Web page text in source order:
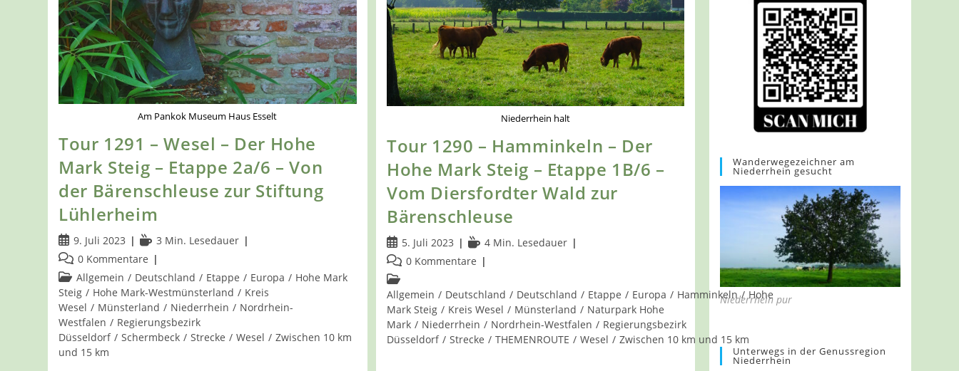
Am Pankok Museum Haus Esselt
Tour 1291 – Wesel – Der Hohe
Mark Steig – Etappe 2a/6 – Von
der Bärenschleuse zur Stiftung
Lühlerheim
Beitrag
veröffentlicht:
9. Juli 2023 Lesedauer:
3 Min. Lesedauer
Beitrags-
Kommentare:
0 Kommentare
Beitrags-
Kategorie:
Allgemein / Deutschland / Etappe / Europa / Hohe Mark
Steig / Hohe Mark-Westmünsterland / Kreis
Wesel / Münsterland / Niederrhein / Nordrhein-
Westfalen / Regierungsbezirk
Düsseldorf / Schermbeck / Strecke / Wesel / Zwischen 10 km
und 15 km
Niederrhein halt
Tour 1290 – Hamminkeln – Der
Hohe Mark Steig – Etappe 1B/6 –
Vom Diersfordter Wald zur
Bärenschleuse
Beitrag
veröffentlicht:
5. Juli 2023 Lesedauer:
4 Min. Lesedauer
Beitrags-
Kommentare:
0 Kommentare
Beitrags-
Kategorie:
Allgemein / Deutschland / Deutschland / Etappe / Europa / Hamminkeln / Hohe
Mark Steig / Kreis Wesel / Münsterland / Naturpark Hohe
Mark / Niederrhein / Nordrhein-Westfalen / Regierungsbezirk
Düsseldorf / Strecke / THEMENROUTE / Wesel / Zwischen 10 km und 15 km
Wanderwegezeichner am
Niederrhein gesucht
Niederrhein pur
Unterwegs in der Genussregion
Niederrhein